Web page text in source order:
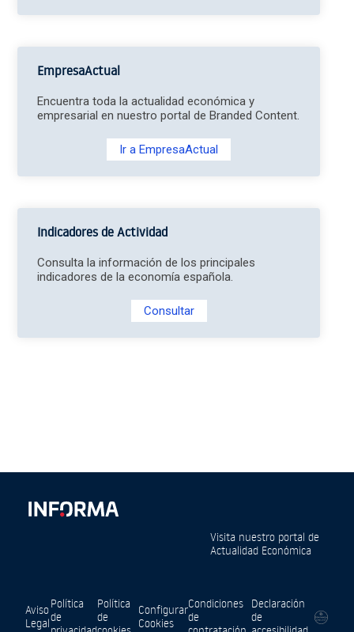
EmpresaActual
Encuentra toda la actualidad económica y
empresarial en nuestro portal de Branded Content.
Ir a EmpresaActual
Indicadores de Actividad
Consulta la información de los principales
indicadores de la economía española.
Consultar
Visita nuestro portal de
Actualidad Económica
Aviso
Legal
Política
de
Política
de
Configurar
Cookies
Condiciones
de
Declaración
de